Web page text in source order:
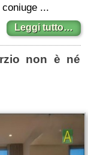
...
Leggi tutto…
non è né